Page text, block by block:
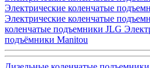
Электрические коленчатые
Электрические коленчатые
коленчатые подъемники JLG
подъёмники Manitou